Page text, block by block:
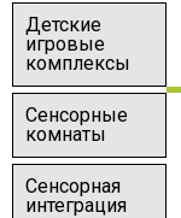
Детские
игровые
комплексы
Сенсорные
комнаты
Сенсорная
интеграция